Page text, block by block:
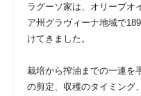
ラグーソ家は、オリーブオ
ア州グラヴィーナ地域で
けてきました。
栽培から搾油までの一連を
の剪定、収穫のタイミング